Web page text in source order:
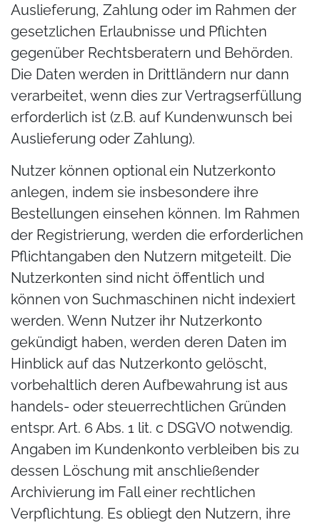
Auslieferung, Zahlung oder im Rahmen der
gesetzlichen Erlaubnisse und Pflichten
gegenüber Rechtsberatern und Behörden.
Die Daten werden in Drittländern nur dann
verarbeitet, wenn dies zur Vertragserfüllung
erforderlich ist (z.B. auf Kundenwunsch bei
Auslieferung oder Zahlung).
Nutzer können optional ein Nutzerkonto
anlegen, indem sie insbesondere ihre
Bestellungen einsehen können. Im Rahmen
der Registrierung, werden die erforderlichen
Pflichtangaben den Nutzern mitgeteilt. Die
Nutzerkonten sind nicht öffentlich und
können von Suchmaschinen nicht indexiert
werden. Wenn Nutzer ihr Nutzerkonto
gekündigt haben, werden deren Daten im
Hinblick auf das Nutzerkonto gelöscht,
vorbehaltlich deren Aufbewahrung ist aus
handels- oder steuerrechtlichen Gründen
entspr. Art. 6 Abs. 1 lit. c DSGVO notwendig.
Angaben im Kundenkonto verbleiben bis zu
dessen Löschung mit anschließender
Archivierung im Fall einer rechtlichen
Verpflichtung. Es obliegt den Nutzern, ihre